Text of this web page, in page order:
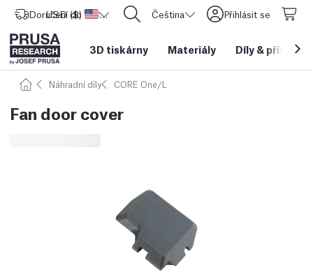
Doručení do Spojené státy americké
USD ($) CORE One L: Nyní skladem! Čeština Přihlásit se
3D tiskárny Materiály Díly &
Náhradní díly CORE One/L
Fan door cover